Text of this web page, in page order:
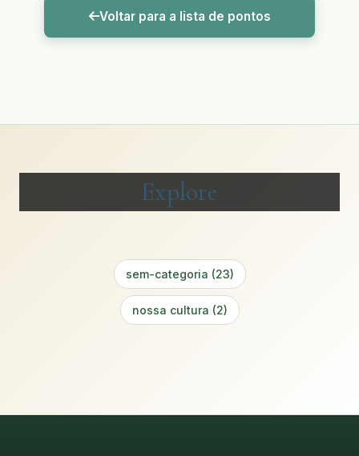
Voltar para a lista de pontos
Explore
sem-categoria (23)
nossa cultura (2)